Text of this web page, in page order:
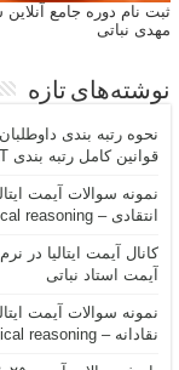
مهدی نباتی
نوشته‌های تازه
نحوه رتبه بندی
قوانین کامل رتبه بندی IMAT – رنک بندی
نمونه سوالات آیمت
انتقادی – Logical reasoning – پارت ۸
کانال آیمت ایتالیا در
آیمت استاد نباتی
نمونه سوالات آیمت
نقادانه – Logical reasoning – پارت ۷